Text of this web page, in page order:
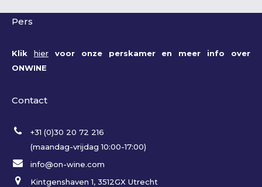
Pers
Klik hiervoor onze perskamer en meer info over
ONWINE
Contact
+31 (0)30 20 72 216
(maandag-vrijdag 10:00-17:00)
info@on-wine.com
Kintgenshaven 1, 3512GX Utrecht